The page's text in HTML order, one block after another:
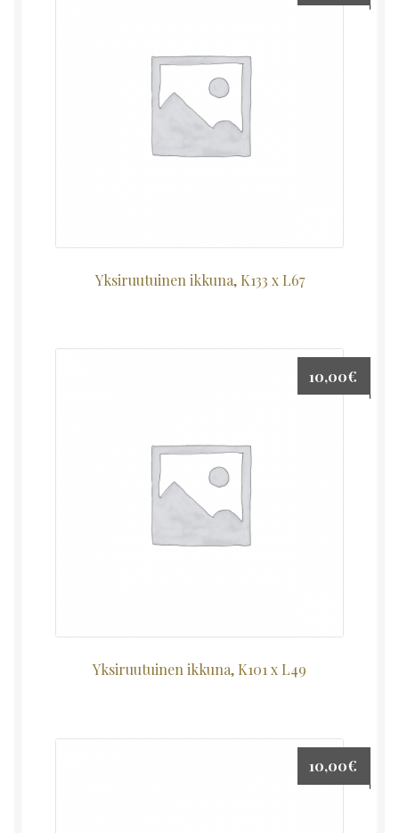
Yksiruutuinen ikkuna, K133 x L67
Yksiruutuinen ikkuna, K101 x L49
10,00€
10,00€